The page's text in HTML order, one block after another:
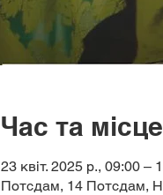
Час та місце
23 квіт. 2025 р., 09:00 –
Потсдам, 14 Потсдам,